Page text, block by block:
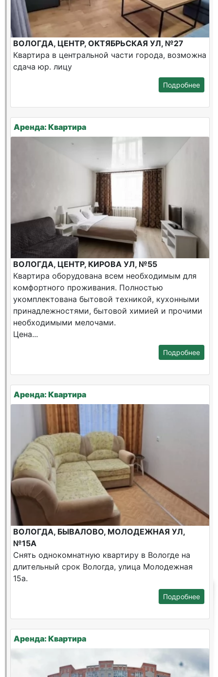
ВОЛОГДА, ЦЕНТР, ОКТЯБРЬСКАЯ УЛ, №27
Квартира в центральной части города, возможна
сдача юр. лицу
Подробнее
Аренда: Квартира
ВОЛОГДА, ЦЕНТР, КИРОВА УЛ, №55
Квартира оборудована всем необходимым для
комфортного проживания. Полностью
укомплектована бытовой техникой, кухонными
принадлежностями, бытовой химией и прочими
необходимыми мелочами.
Цена...
Подробнее
Аренда: Квартира
ВОЛОГДА, БЫВАЛОВО, МОЛОДЕЖНАЯ УЛ,
№15А
Снять однокомнатную квартиру в Вологде на
длительный срок Вологда, улица Молодежная
15а.
Подробнее
Аренда: Квартира